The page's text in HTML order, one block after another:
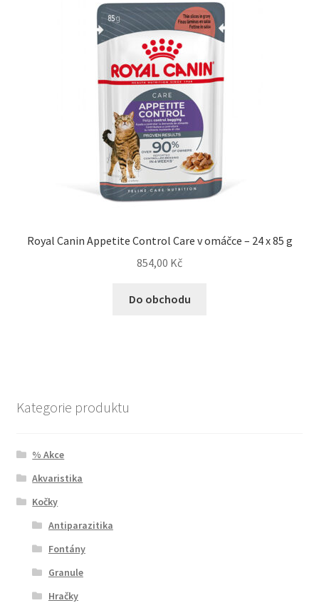
Royal Canin Appetite Control Care v omáčce – 24 x 85 g
854,00 Kč
Do obchodu
Kategorie produktu
% Akce
Akvaristika
Kočky
Antiparazitika
Fontány
Granule
Hračky